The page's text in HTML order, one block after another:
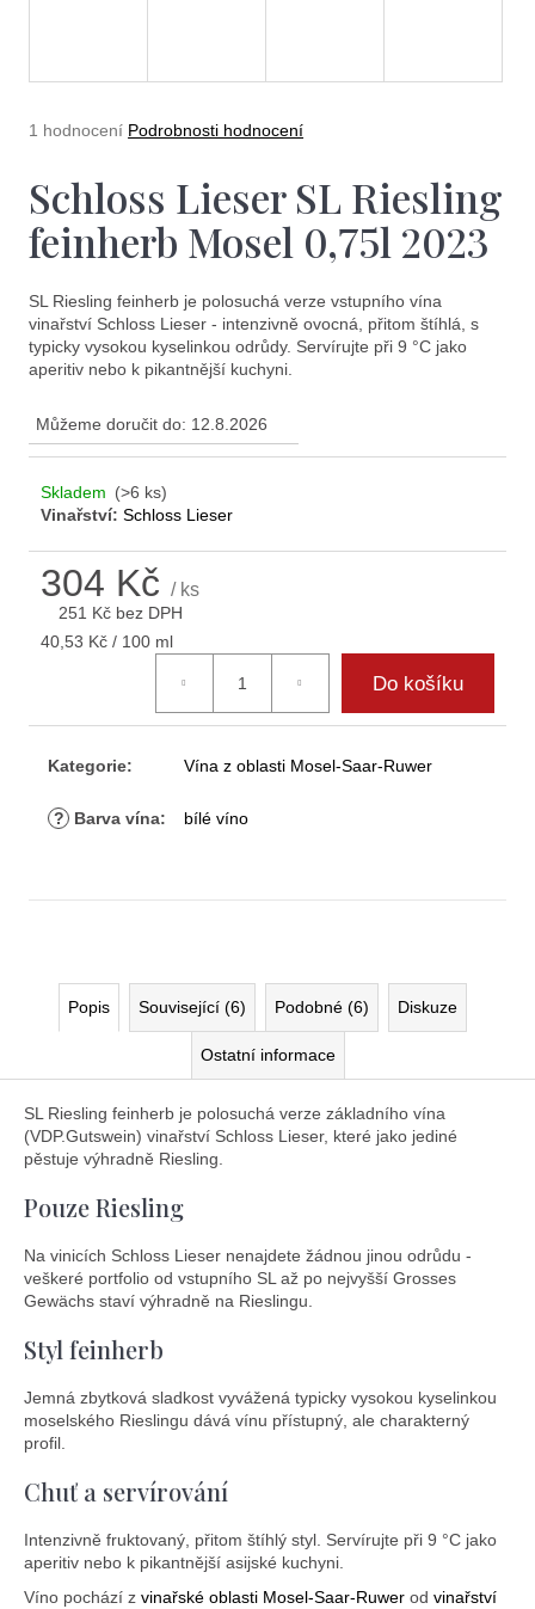
Průměrné
je
5,0
z
5
1 hodnocení Podrobnosti hodnocení
Schloss Lieser SL Riesling
feinherb Mosel 0,75l 2023
SL Riesling feinherb je polosuchá verze vstupního vína
vinařství Schloss Lieser - intenzivně ovocná, přitom štíhlá, s
typicky vysokou kyselinkou odrůdy. Servírujte při 9 °C jako
aperitiv nebo k pikantnější kuchyni.
Můžeme doručit do: 12.8.2026
Skladem (>6 ks)
Vinařství:Schloss Lieser
304 Kč/ ks
251 Kč bez DPH
Měrná
40,53 Kč / 100 ml
Do košíku
Kategorie: Vína z oblasti Mosel-Saar-Ruwer
? Barva vína: bílé víno
Popis Související (6) Podobné (6) Diskuze
Ostatní informace
SL Riesling feinherb je polosuchá verze základního vína
(VDP.Gutswein) vinařství Schloss Lieser, které jako jediné
pěstuje výhradně Riesling.
Pouze Riesling
Na vinicích Schloss Lieser nenajdete žádnou jinou odrůdu -
veškeré portfolio od vstupního SL až po nejvyšší Grosses
Gewächs staví výhradně na Rieslingu.
Styl feinherb
Jemná zbytková sladkost vyvážená typicky vysokou kyselinkou
moselského Rieslingu dává vínu přístupný, ale charakterný
profil.
Chuť a servírování
Intenzivně fruktovaný, přitom štíhlý styl. Servírujte při 9 °C jako
aperitiv nebo k pikantnější asijské kuchyni.
Víno pochází z vinařské oblasti Mosel-Saar-Ruwer od vinařství
e
n
j
í
?
Hledat
D